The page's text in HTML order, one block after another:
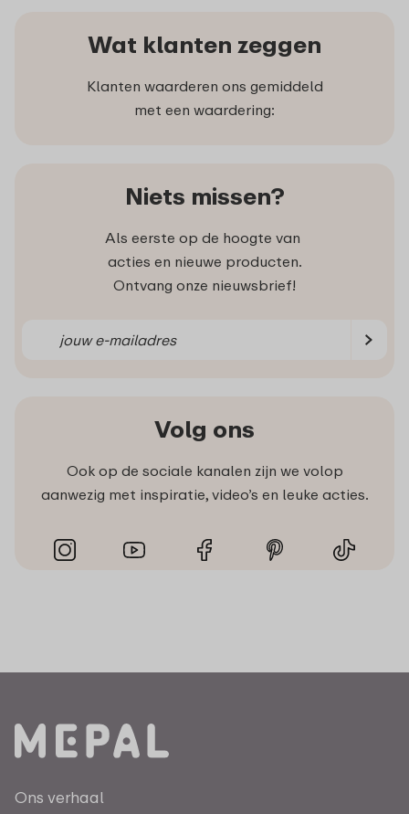
Wat klanten zeggen
Klanten waarderen ons gemiddeld
met een waardering:
Niets missen?
Als eerste op de hoogte van
acties en nieuwe producten.
Ontvang onze nieuwsbrief!
Volg ons
Ook op de sociale kanalen zijn we volop
aanwezig met inspiratie, video’s en leuke acties.
Ons verhaal